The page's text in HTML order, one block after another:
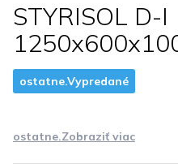
STYRISOL D-I
ostatne.Vypredané
ostatne.Zobraziť viac